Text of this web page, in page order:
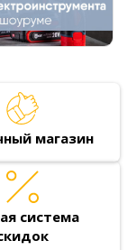
магазин
система